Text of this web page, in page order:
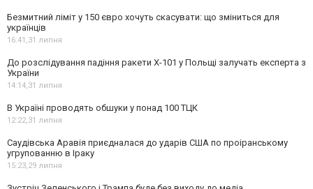
Безмитний ліміт у 150 євро хочуть скасувати: що зміниться для
українців
16:41,31 липня
До розслідування падіння ракети Х-101 у Польщі залучать експерта з
України
14:14,31 липня
В Україні проводять обшуки у понад 100 ТЦК
12:22,31 липня
Саудівська Аравія приєдналася до ударів США по проіранському
угрупованню в Іраку
15:23,29 липня